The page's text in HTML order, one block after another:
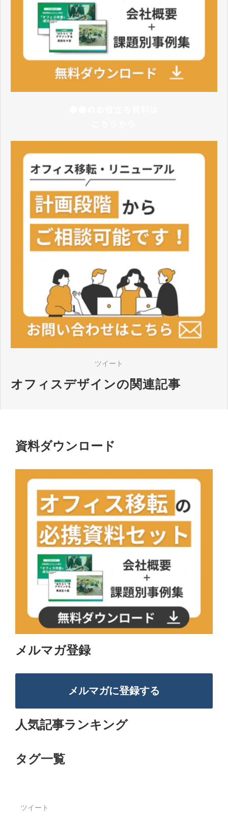
ツイート
オフィスデザインの関連記事
資料ダウンロード
メルマガ登録
メルマガに登録する
人気記事ランキング
タグ一覧
ツイート